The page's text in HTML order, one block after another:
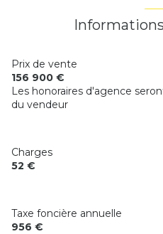
Prix de vente
156 900 €
Les honoraires d'agence
du vendeur
Charges
52 €
Taxe foncière annuelle
956 €